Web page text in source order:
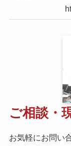
ご相談・
お気軽にお問い